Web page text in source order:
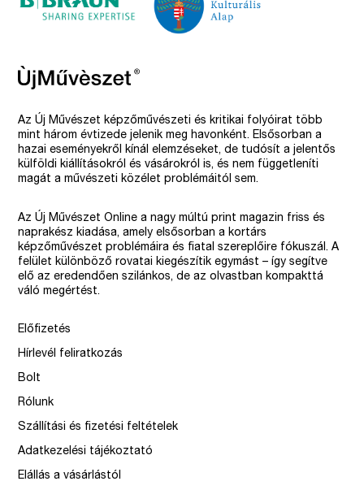
Az Új Művészet képzőművészeti és kritikai folyóirat több
mint három évtizede jelenik meg havonként. Elsősorban a
hazai eseményekről kínál elemzéseket, de tudósít a jelentős
külföldi kiállításokról és vásárokról is, és nem függetleníti
magát a művészeti közélet problémáitól sem.
Az Új Művészet Online a nagy múltú print magazin friss és
naprakész kiadása, amely elsősorban a kortárs
képzőművészet problémáira és fiatal szereplőire fókuszál. A
felület különböző rovatai kiegészítik egymást – így segítve
elő az eredendően szilánkos, de az olvastban kompakttá
váló megértést.
Előfizetés
Hírlevél feliratkozás
Bolt
Rólunk
Szállítási és fizetési feltételek
Adatkezelési tájékoztató
Elállás a vásárlástól